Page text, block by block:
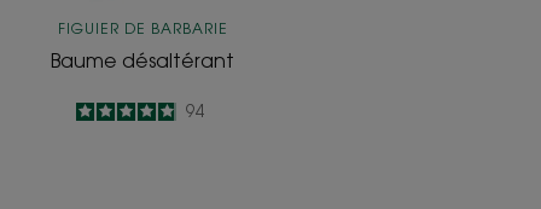
FIGUIER DE BARBARIE
Baume désaltérant
4.9
/
5
94